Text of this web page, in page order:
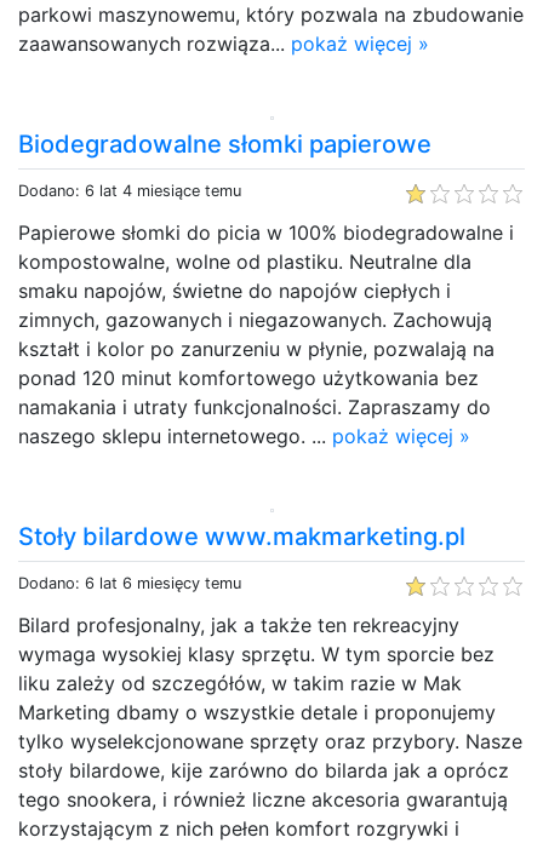
parkowi maszynowemu, który pozwala na zbudowanie
zaawansowanych rozwiąza... pokaż więcej »
Biodegradowalne słomki papierowe
Dodano: 6 lat 4 miesiące temu
Papierowe słomki do picia w 100% biodegradowalne i
kompostowalne, wolne od plastiku. Neutralne dla
smaku napojów, świetne do napojów ciepłych i
zimnych, gazowanych i niegazowanych. Zachowują
kształt i kolor po zanurzeniu w płynie, pozwalają na
ponad 120 minut komfortowego użytkowania bez
namakania i utraty funkcjonalności. Zapraszamy do
naszego sklepu internetowego. ... pokaż więcej »
Stoły bilardowe www.makmarketing.pl
Dodano: 6 lat 6 miesięcy temu
Bilard profesjonalny, jak a także ten rekreacyjny
wymaga wysokiej klasy sprzętu. W tym sporcie bez
liku zależy od szczegółów, w takim razie w Mak
Marketing dbamy o wszystkie detale i proponujemy
tylko wyselekcjonowane sprzęty oraz przybory. Nasze
stoły bilardowe, kije zarówno do bilarda jak a oprócz
tego snookera, i również liczne akcesoria gwarantują
korzystającym z nich pełen komfort rozgrywki i